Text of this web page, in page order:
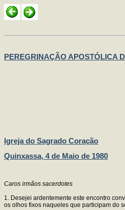
PEREGRINAÇÃO APOSTÓLICA
Igreja do Sagrado Coração
Quinxassa, 4 de Maio de 1980
Caros irmãos sacerdotes
1. Desejei ardentemente este encontro
os olhos fixos naqueles que participam do